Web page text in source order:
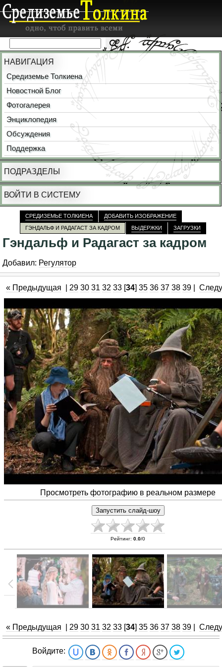
НАВИГАЦИЯ
Средиземье Толкиена
Новостной Блог
Фотогалерея
Энциклопедия
Обсуждения
Поддержка
ПОДРАЗДЕЛЫ
ВОЙТИ В СИСТЕМУ
Гэндальф и Радагаст за кадром
Добавил: Регулятор
« Предыдущая 29 30 31 32 33[34] 35 36 37 38 39|
Просмотреть фотографию в реальном размере
Рейтинг: 0.0/0
« Предыдущая 29 30 31 32 33[34] 35 36 37 38 39|
Войдите:
СРЕДИЗЕМЬЕ ТОЛКИЕНА
ДОБАВИТЬ ИЗОБРАЖЕНИЕ
ГЭНДАЛЬФ И РАДАГАСТ ЗА КАДРОМ
ВЫДЕРЖКИ ЗАГРУЗКИ